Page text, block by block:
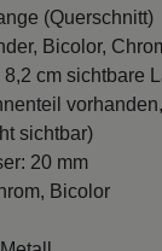
(Querschnitt)
Bicolor,
cm sichtbare
sichtbar)
20 mm
Bicolor